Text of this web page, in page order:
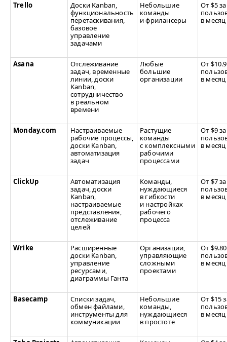
Trello
Доски Kanban,
функциональность
перетаскивания,
базовое
управление
задачами
Небольшие
команды
и фрилансеры
От $5 за
в месяц
Asana
Отслеживание
задач, временные
линии, доски
Kanban,
сотрудничество
в реальном
времени
Любые
большие
организации
От
в месяц
Monday​.com
Настраиваемые
рабочие процессы,
доски Kanban,
автоматизация
задач
Растущие
команды
с комплексными
рабочими
процессами
От $9 за
в месяц
ClickUp
Автоматизация
задач, доски
Kanban,
настраиваемые
представления,
отслеживание
целей
Команды,
нуждающиеся
в гибкости
и настройках
рабочего
процесса
От $7 за
в месяц
Wrike
Расширенные
доски Kanban,
управление
ресурсами,
диаграммы Ганта
Организации,
управляющие
сложными
проектами
От
в месяц
Basecamp
Списки задач,
обмен файлами,
инструменты для
коммуникации
Небольшие
команды,
нуждающиеся
в простоте
От $15
в месяц